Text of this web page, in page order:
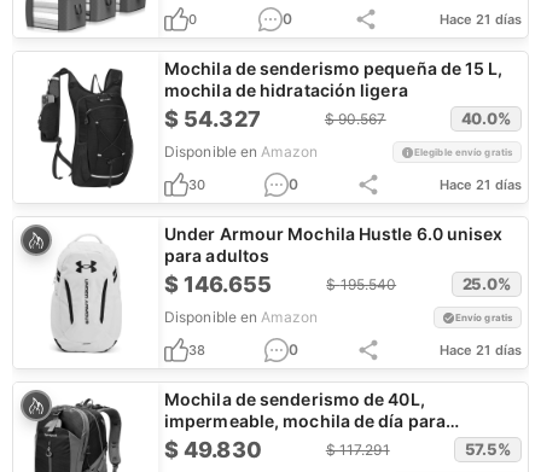
0 0 Hace 21 días
Mochila de senderismo pequeña de 15 L,
mochila de hidratación ligera
$ 54.327 $90.567 40.0%
Disponible en Amazon Elegible envío gratis
30 0 Hace 21 días
Under Armour Mochila Hustle 6.0 unisex
para adultos
$146.655 $195.540 25.0%
Disponible en Amazon Envío gratis
38 0 Hace 21 días
Mochila de senderismo de 40L,
impermeable, mochila de día para
senderismo
$49.830 $117.291 57.5%